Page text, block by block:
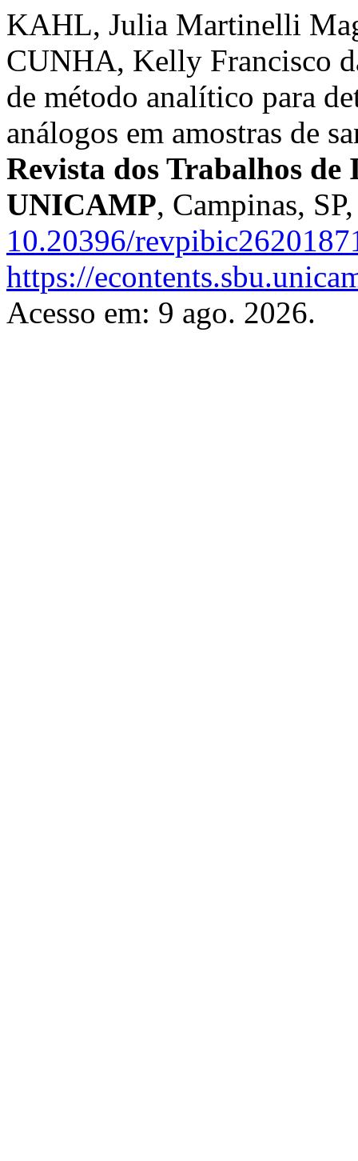
KAHL, Julia Martinelli
CUNHA, Kelly Francisco
de método analítico para
análogos em amostras de
Revista dos Trabalhos
UNICAMP, Campinas,
10.20396/
https://
Acesso em: 9 ago. 2026.